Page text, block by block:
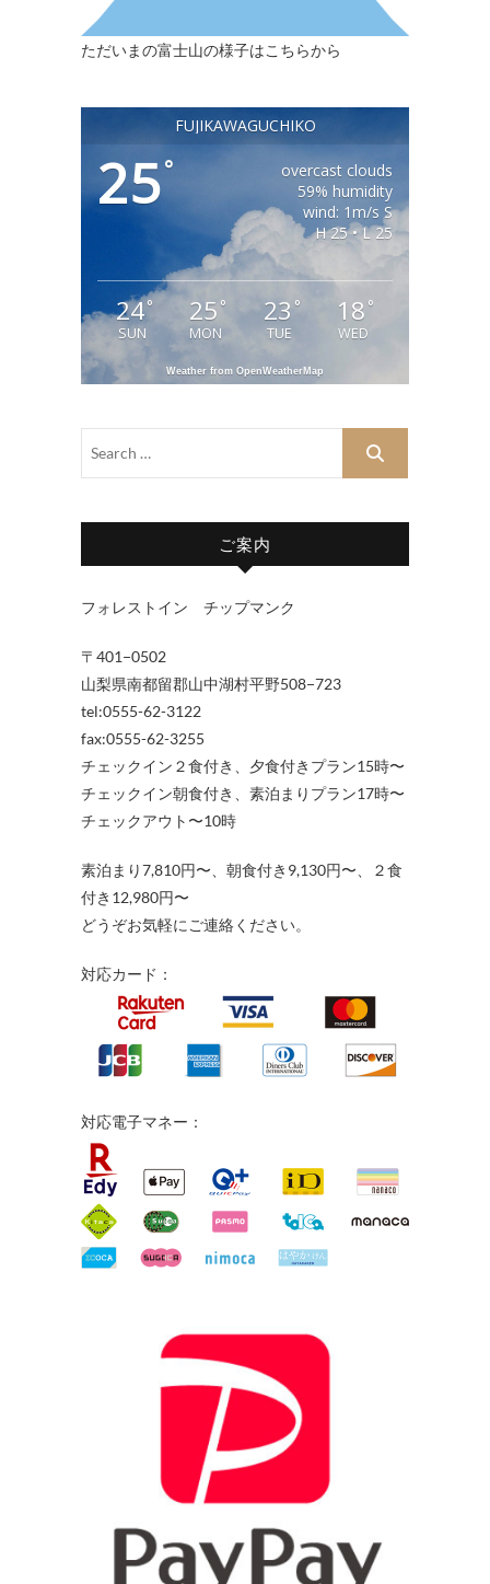
ただいまの富士山の様子はこちらから
FUJIKAWAGUCHIKO
25°
overcast clouds
59% humidity
wind: 1m/s S
H 25 • L 25
24°
SUN
25 °
MON
23°
TUE
18 °
WED
Weather from OpenWeatherMap
ご案内
フォレストイン チップマンク
〒401−0502
山梨県南都留郡山中湖村平野508−723
tel:0555-62-3122
fax:0555-62-3255
チェックイン２食付き、夕食付きプラン15時〜
チェックイン朝食付き、素泊まりプラン17時〜
チェックアウト〜10時
素泊まり7,810円〜、朝食付き9,130円〜、２食
付き12,980円〜
どうぞお気軽にご連絡ください。
対応カード：
対応電子マネー：